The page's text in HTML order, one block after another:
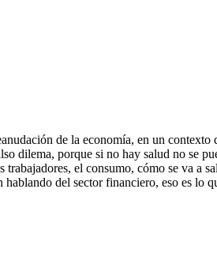
de la economía, en un
dilema, porque si no hay salud no se
el consumo, cómo se va a
del sector financiero, eso es lo